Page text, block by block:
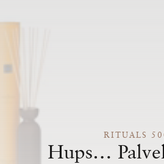
RITUALS
Hups…